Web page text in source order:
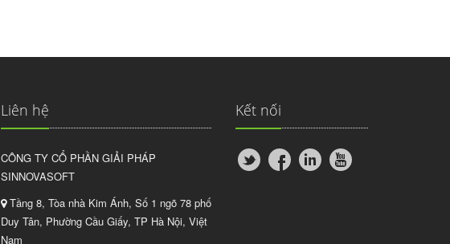
Liên hệ
CÔNG TY CỔ PHẦN GIẢI PHÁP
SINNOVASOFT
Tầng 8, Tòa nhà Kim Ánh, Số 1 ngõ 78 phố
Duy Tân, Phường Cầu Giấy, TP Hà Nội, Việt
Nam
Kết nối